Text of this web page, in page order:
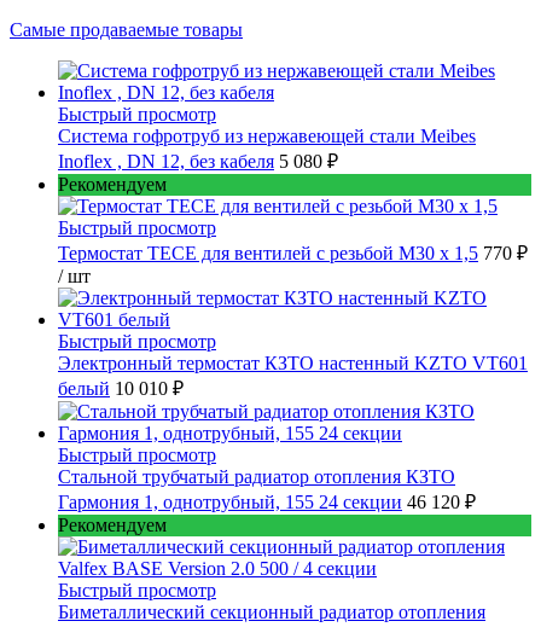
Самые продаваемые товары
Быстрый просмотр
Cистема гофротруб из нержавеющей стали Meibes
Inoflex , DN 12, без кабеля 5 080 ₽
Рекомендуем
Быстрый просмотр
Термостат TECE для вентилей с резьбой М30 х 1,5 770 ₽
/ шт
Быстрый просмотр
Электронный термостат КЗТО настенный KZTO VT601
белый 10 010 ₽
Быстрый просмотр
Стальной трубчатый радиатор отопления КЗТО
Гармония 1, однотрубный, 155 24 секции 46 120 ₽
Рекомендуем
Быстрый просмотр
Биметаллический секционный радиатор отопления